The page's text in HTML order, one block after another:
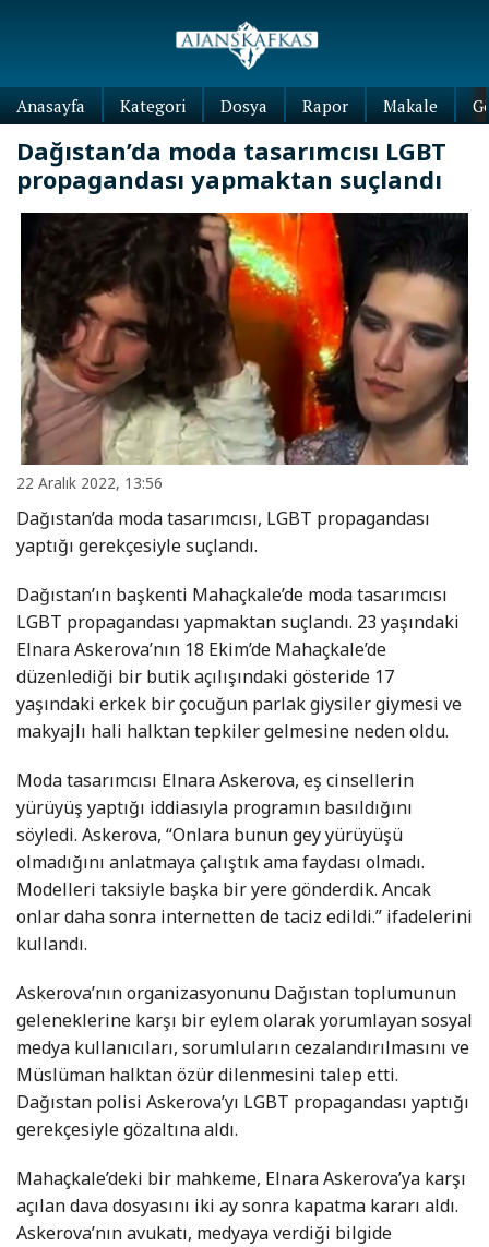
Anasayfa Kategori Dosya Rapor Makale
Dağıstan’da moda tasarımcısı LGBT
propagandası yapmaktan suçlandı
22 Aralık 2022, 13:56
Dağıstan’da moda tasarımcısı, LGBT propagandası
yaptığı gerekçesiyle suçlandı.
Dağıstan’ın başkenti Mahaçkale’de moda tasarımcısı
LGBT propagandası yapmaktan suçlandı. 23 yaşındaki
Elnara Askerova’nın 18 Ekim’de Mahaçkale’de
düzenlediği bir butik açılışındaki gösteride 17
yaşındaki erkek bir çocuğun parlak giysiler giymesi ve
makyajlı hali halktan tepkiler gelmesine neden oldu.
Moda tasarımcısı Elnara Askerova, eş cinsellerin
yürüyüş yaptığı iddiasıyla programın basıldığını
söyledi. Askerova, “Onlara bunun gey yürüyüşü
olmadığını anlatmaya çalıştık ama faydası olmadı.
Modelleri taksiyle başka bir yere gönderdik. Ancak
onlar daha sonra internetten de taciz edildi.” ifadelerini
kullandı.
Askerova’nın organizasyonunu Dağıstan toplumunun
geleneklerine karşı bir eylem olarak yorumlayan sosyal
medya kullanıcıları, sorumluların cezalandırılmasını ve
Müslüman halktan özür dilenmesini talep etti.
Dağıstan polisi Askerova’yı LGBT propagandası yaptığı
gerekçesiyle gözaltına aldı.
Mahaçkale’deki bir mahkeme, Elnara Askerova’ya karşı
açılan dava dosyasını iki ay sonra kapatma kararı aldı.
Askerova’nın avukatı, medyaya verdiği bilgide